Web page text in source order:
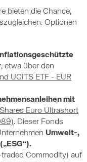
bieten die Chance,
Optionen
, etwa über den
UCITS ETF - EUR
mit
Euro Ultrashort
. Dieser Fonds
Umwelt-,
Commodity) auf